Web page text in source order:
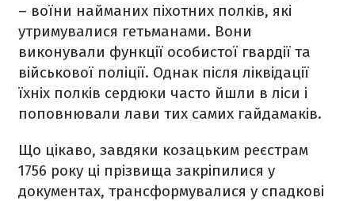
– воїни найманих піхотних полків, які
утримувалися гетьманами. Вони
виконували функції особистої гвардії та
військової поліції. Однак після ліквідації
їхніх полків сердюки часто йшли в ліси і
поповнювали лави тих самих гайдамаків.
Що цікаво, завдяки козацьким реєстрам
1756 року ці прізвища закріпилися у
документах, трансформувалися у спадкові